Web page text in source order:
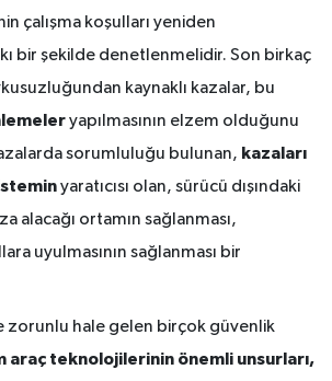
çalışma koşulları yeniden
bir şekilde denetlenmelidir. Son birkaç
kaynaklı kazalar, bu
yapılmasının elzem olduğunu
sorumluluğu bulunan, kazaları
yaratıcısı olan, sürücü dışındaki
alacağı ortamın sağlanması,
uyulmasının sağlanması bir
zorunlu hale gelen birçok güvenlik
araç teknolojilerinin önemli unsurları,